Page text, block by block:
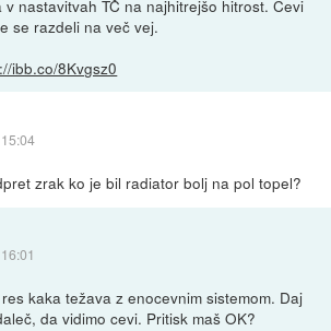
v nastavitvah TČ na najhitrejšo hitrost. Cevi
se razdeli na več vej.
ibb.co/8Kvgsz0
zrak ko je bil radiator bolj na pol topel?
kaka težava z enocevnim sistemom. Daj
da vidimo cevi. Pritisk maš OK?